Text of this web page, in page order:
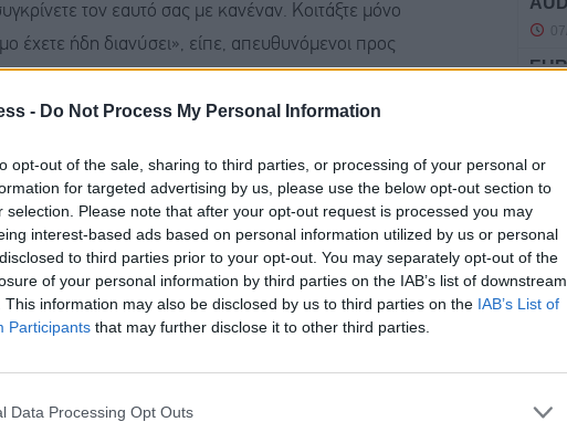
- Do Not Process My Personal Information
opt-out of the sale, sharing to third parties, or processing of your personal or
for targeted advertising by us, please use the below opt-out section to
selection. Please note that after your opt-out request is processed you may
interest-based ads based on personal information utilized by us or personal
to third parties prior to your opt-out. You may separately opt-out of the
of your personal information by third parties on the IAB’s list of downstream
This information may also be disclosed by us to third parties on the IAB’s List of
Participants that may further disclose it to other third parties.
Data Processing Opt Outs
τον εαυτό σας με κανέναν. Κοιτάξτε μόνο
έχετε ήδη διανύσει», είπε, απευθυνόμενοι προς
ξενύχτι, υπάρχει επιμονή, κόπος και
ένα γραπτό. Συχνά, οι πιο όμορφες διαδρομές
Μπείτε στην αίθουσα με το κεφάλι ψηλά. Μην
όσα με αγάπη και κόπο κατακτήσατε. Πιστέψτε
από όσες νομίζετε. Το μέλλον δεν περιμένει τους
τολμούν να προχωρήσουν», πρόσθεσε.